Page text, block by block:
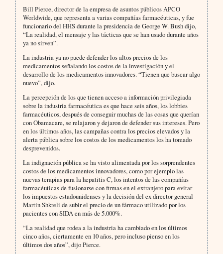
Bill Pierce, director de la empresa de asuntos públicos APCO
Worldwide, que representa a varias compañías farmacéuticas, y fue
funcionario del HHS durante la presidencia de George W. Bush dijo,
“La realidad, el mensaje y las tácticas que se han usado durante años
ya no sirven”.
La industria ya no puede defender los altos precios de los
medicamentos señalando los costos de la investigación y el
desarrollo de los medicamentos innovadores. “Tienen que buscar algo
nuevo”, dijo.
La percepción de los que tienen acceso a información privilegiada
sobre la industria farmacéutica es que hace seis años, los lobbies
farmacéuticos, después de conseguir muchas de las cosas que querían
con Obamacare, se relajaron y dejaron de defender sus intereses. Pero
en los últimos años, las campañas contra los precios elevados y la
alerta pública sobre los costos de los medicamentos los ha tomado
desprevenidos.
La indignación pública se ha visto alimentada por los sorprendentes
costos de los medicamentos innovadores, como por ejemplo las
nuevas terapias para la hepatitis C, los intentos de las compañías
farmacéuticas de fusionarse con firmas en el extranjero para evitar
los impuestos estadounidenses y la decisión del ex director general
Martin Shkreli de subir el precio de un fármaco utilizado por los
pacientes con SIDA en más de 5.000%.
“La realidad que rodea a la industria ha cambiado en los últimos
cinco años, ciertamente en 10 años, pero incluso pienso en los
últimos dos años”, dijo Pierce.